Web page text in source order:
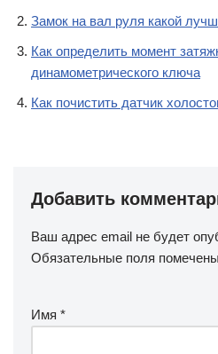
Замок на вал руля какой
Как определить момент
динамометрического ключа
Как почистить датчик
Добавить
Ваш адрес email не будет
Обязательные поля помечены
Имя *